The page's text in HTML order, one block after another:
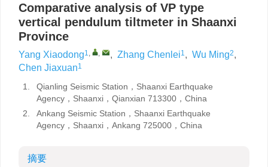
Comparative analysis of VP type
vertical pendulum tiltmeter in Shaanxi
Province
Yang Xiaodong1, , , Zhang Chenlei1, Wu Ming2,
Chen Jiaxuan1
1.
Qianling Seismic Station，Shaanxi Earthquake
Agency，Shaanxi，Qianxian 713300，China
2.
Ankang Seismic Station，Shaanxi Earthquake
Agency，Shaanxi，Ankang 725000，China
摘要